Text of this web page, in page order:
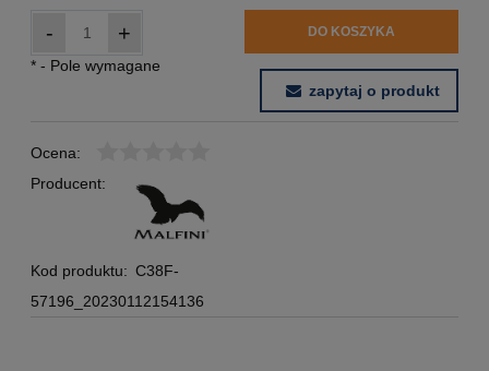
- + DO KOSZYKA
* - Pole wymagane
zapytaj o produkt
Ocena:
Producent:
Kod produktu: C38F-
57196_20230112154136